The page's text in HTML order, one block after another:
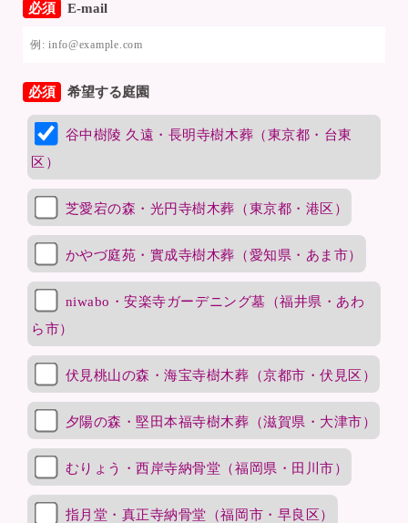
必須 E-mail
必須 希望する庭園
谷中樹陵 久遠・長明寺樹木葬（東京都・台東
区）
芝愛宕の森・光円寺樹木葬（東京都・港区）
かやづ庭苑・實成寺樹木葬（愛知県・あま市）
niwabo・安楽寺ガーデニング墓（福井県・あわ
ら市）
伏見桃山の森・海宝寺樹木葬（京都市・伏見区）
夕陽の森・堅田本福寺樹木葬（滋賀県・大津市）
むりょう・西岸寺納骨堂（福岡県・田川市）
指月堂・真正寺納骨堂（福岡市・早良区）